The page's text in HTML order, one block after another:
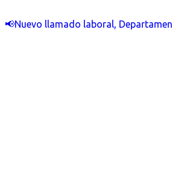
📢Nuevo llamado laboral,